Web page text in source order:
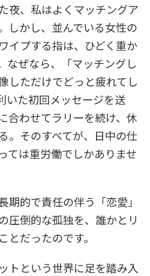
夜、私はよくマッチングア
しかし、並んでいる女性の
イプする指は、ひどく重か
なぜなら、「マッチングし
しただけでどっと疲れてし
いた初回メッセージを送
合わせてラリーを続け、休
。そのすべてが、日中の仕
ては重労働でしかありませ
期的で責任の伴う「恋愛」
圧倒的な孤独を、誰かとリ
とだったのです。
トという世界に足を踏み入